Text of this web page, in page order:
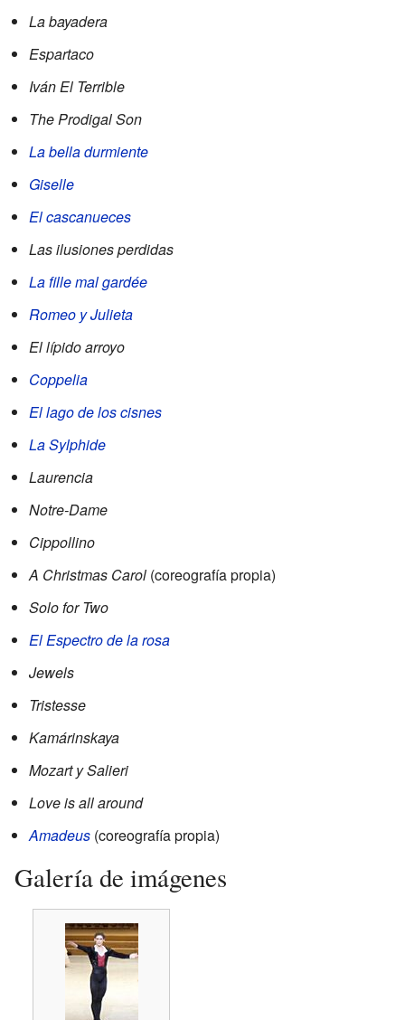
La bayadera
Espartaco
Iván El Terrible
The Prodigal Son
La bella durmiente
Giselle
El cascanueces
Las ilusiones perdidas
La fille mal gardée
Romeo y Julieta
El lípido arroyo
Coppelia
El lago de los cisnes
La Sylphide
Laurencia
Notre-Dame
Cippollino
A Christmas Carol (coreografía propia)
Solo for Two
El Espectro de la rosa
Jewels
Tristesse
Kamárinskaya
Mozart y Salieri
Love is all around
Amadeus (coreografía propia)
Galería de imágenes